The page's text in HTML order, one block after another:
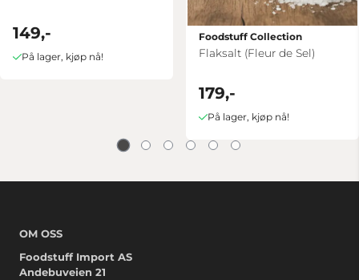
149,-
På lager, kjøp nå!
Foodstuff Collection
Flaksalt (Fleur de Sel)
179,-
På lager, kjøp nå!
OM OSS
Foodstuff Import AS
Andebuveien 21